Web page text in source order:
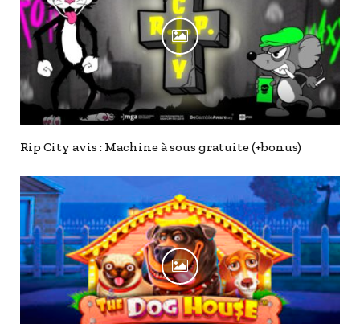
Rip City avis : Machine à sous gratuite (+bonus)